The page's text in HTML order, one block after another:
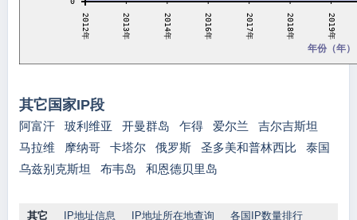
2012年 2013年 2014年 2016年 2017年 2018年 2019年
年份（年）
其它国家IP段
阿富汗 玻利维亚 开曼群岛 乍得 爱尔兰
吉尔吉斯坦
马拉维
摩纳哥 卡塔尔 俄罗斯 圣多美和普林西比
泰国
乌兹别克斯坦
布韦岛 和恩德贝里岛
其它 IP地址信息 IP地址所在地查询 各国IP数量排行